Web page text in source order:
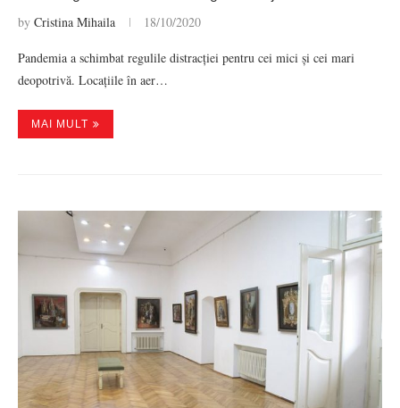
by Cristina Mihaila 18/10/2020
Pandemia a schimbat regulile distracției pentru cei mici și cei mari
deopotrivă. Locațiile în aer…
MAI MULT